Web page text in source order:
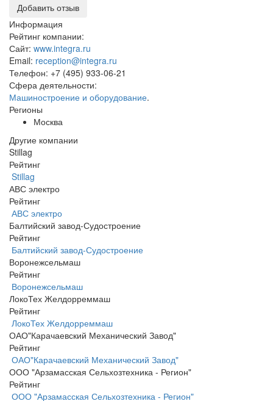
Добавить отзыв
Информация
Рейтинг компании:
Сайт: www.integra.ru
Email: reception@integra.ru
Телефон: +7 (495) 933-06-21
Сфера деятельности:
Машиностроение и оборудование.
Регионы
Москва
Другие компании
Stillag
Рейтинг
Stillag
АВС электро
Рейтинг
АВС электро
Балтийский завод-Судостроение
Рейтинг
Балтийский завод-Судостроение
Воронежсельмаш
Рейтинг
Воронежсельмаш
ЛокоТех Желдорреммаш
Рейтинг
ЛокоТех Желдорреммаш
ОАО"Карачаевский Механический Завод"
Рейтинг
ОАО"Карачаевский Механический Завод"
ООО "Арзамасская Сельхозтехника - Регион"
Рейтинг
ООО "Арзамасская Сельхозтехника - Регион"